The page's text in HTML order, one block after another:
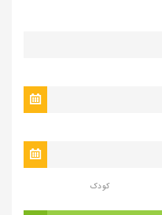
کودک